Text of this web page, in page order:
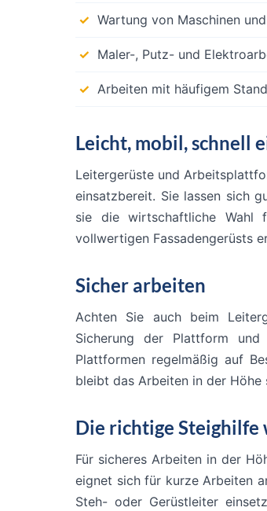
Wartung von Maschinen
Maler-, Putz- und
Arbeiten mit häufigem
Leicht, mobil, schnell
Leitergerüste und
einsatzbereit. Sie lassen sich
sie die wirtschaftliche Wahl
vollwertigen Fassadengerüsts
Sicher arbeiten
Achten Sie auch beim
Sicherung der Plattform
Plattformen regelmäßig auf
bleibt das Arbeiten in der Höhe
Die richtige Steighilfe
Für sicheres Arbeiten in der
eignet sich für kurze Arbeiten
Steh- oder Gerüstleiter